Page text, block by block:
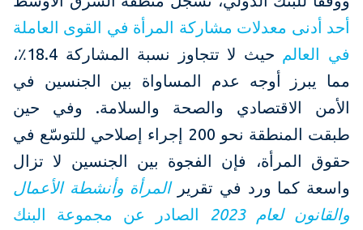
أحد أدنى معدلات مشاركة المرأة في القوى العاملة
في العالم
حيث لا تتجاوز نسبة المشاركة 18.4٪،
مما يبرز أوجه عدم المساواة بين الجنسين في
الأمن الاقتصادي والصحة والسلامة. وفي حين
طبقت المنطقة نحو 200 إجراء إصلاحي للتوسّع في
حقوق المرأة، فإن الفجوة بين الجنسين لا تزال
واسعة كما ورد في تقريرالمرأة وأنشطة الأعمال
والقانون لعام 2023
الصادر عن مجموعة البنك